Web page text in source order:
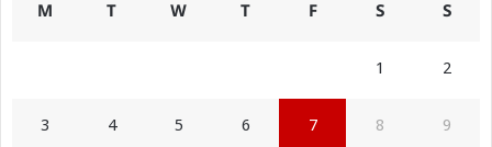
M T W T F S S
1 2
3 4 5 6 7 8 9